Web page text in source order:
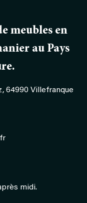
meubles en
au Pays
64990 Villefranque
midi.